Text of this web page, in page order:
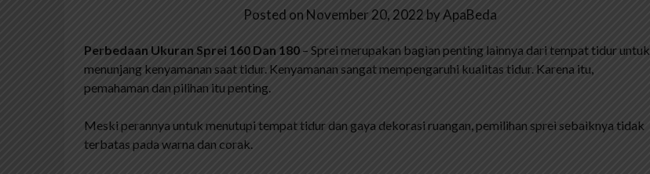
Posted on November 20, 2022 byApaBeda
Perbedaan Ukuran Sprei 160 Dan 180 – Sprei merupakan bagian penting lainnya dari tempat tidur untuk
menunjang kenyamanan saat tidur. Kenyamanan sangat mempengaruhi kualitas tidur. Karena itu,
pemahaman dan pilihan itu penting.
Meski perannya untuk menutupi tempat tidur dan gaya dekorasi ruangan, pemilihan sprei sebaiknya tidak
terbatas pada warna dan corak.